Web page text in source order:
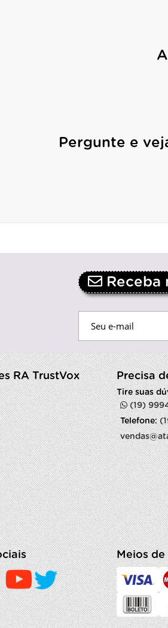
Pergunte e
Receba
RA TrustVox Precisa
Tire suas
(19)
Telefone:
Meios